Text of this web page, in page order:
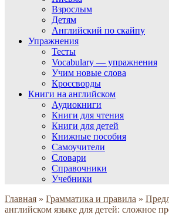
Взрослым
Детям
Английский по скайпу
Упражнения
Тесты
Vocabulary — упражнения
Учим новые слова
Кроссворды
Книги на английском
Аудиокниги
Книги для чтения
Книги для детей
Книжные пособия
Самоучители
Словари
Справочники
Учебники
Главная » Грамматика и правила »
английском языке для детей: сложное